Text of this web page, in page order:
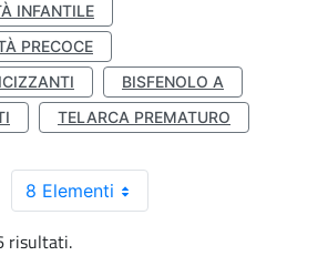
INFANTILE
PRECOCE
BISFENOLO A
TELARCA PREMATURO
8 Elementi
risultati.